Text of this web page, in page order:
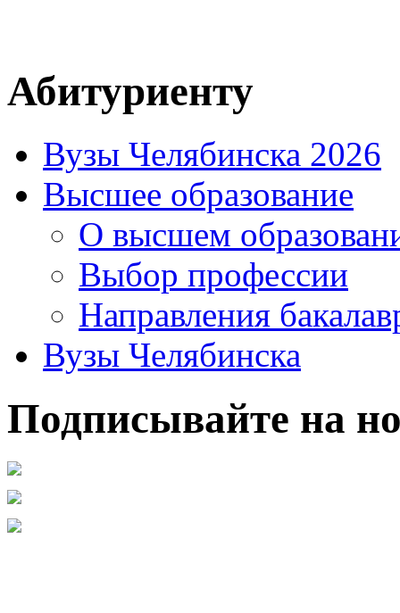
Абитуриенту
Вузы Челябинска 2026
Высшее образование
О высшем
Выбор профессии
Направления
Вузы Челябинска
Подписывайте на